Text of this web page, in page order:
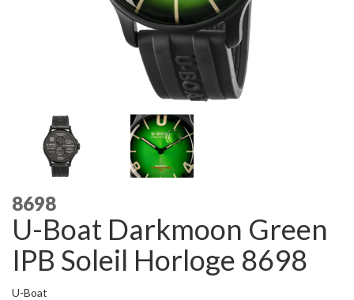
8698
U-Boat Darkmoon Green
IPB Soleil Horloge 8698
U-Boat